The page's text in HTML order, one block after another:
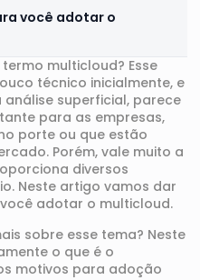
você adotar o
multicloud? Esse
técnico inicialmente, e
superficial, parece
para as empresas,
porte ou que estão
Porém, vale muito a
diversos
Neste artigo vamos dar
adotar o multicloud.
sobre esse tema? Neste
o que é o
motivos para adoção